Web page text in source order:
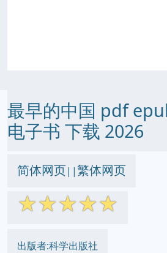
最早的中国 pdf
电子书 下载 2026
简体网页||繁体网页
☆☆☆☆☆
出版者:科学出版社